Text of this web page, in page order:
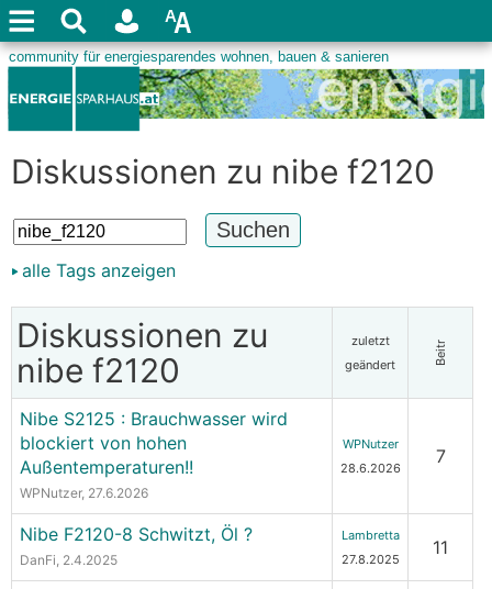
Diskussionen zu nibe f2120
alle Tags anzeigen
Diskussionen zu
nibe f2120
zuletzt
geändert
Beitr
Nibe S2125 : Brauchwasser wird
blockiert von hohen
Außentemperaturen!!
WPNutzer, 27.6.2026
WPNutzer
28.6.2026
7
Nibe F2120-8 Schwitzt, Öl ?
DanFi, 2.4.2025
Lambretta
27.8.2025
11